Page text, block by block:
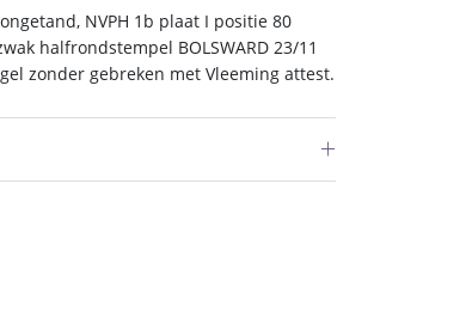
NVPH 1b plaat I positie 80
halfrondstempel BOLSWARD 23/11
zonder gebreken met Vleeming attest.